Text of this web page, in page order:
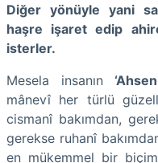
Diğer yönüyle yani
haşre işaret edip
isterler.
Mesela insanın
mânevî her türlü
cismanî bakımdan,
gerekse ruhanî
en mükemmel bir